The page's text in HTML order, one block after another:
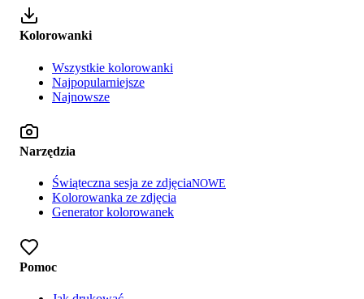
Kolorowanki
Wszystkie kolorowanki
Najpopularniejsze
Najnowsze
Narzędzia
Świąteczna sesja ze zdjęciaNOWE
Kolorowanka ze zdjęcia
Generator kolorowanek
Pomoc